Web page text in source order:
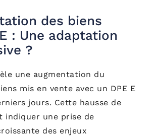
des biens
: Une adaptation
?
une augmentation du
mis en vente avec un DPE E
jours. Cette hausse de
indiquer une prise de
des enjeux